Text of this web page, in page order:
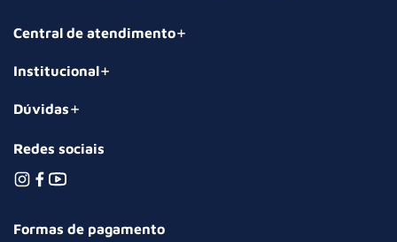
Central de atendimento
Institucional
Dúvidas
Redes sociais
Formas de pagamento